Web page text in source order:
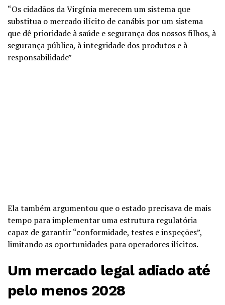
“Os cidadãos da Virgínia merecem um sistema que
substitua o mercado ilícito de canábis por um sistema
que dê prioridade à saúde e segurança dos nossos filhos, à
segurança pública, à integridade dos produtos e à
responsabilidade”
Ela também argumentou que o estado precisava de mais
tempo para implementar uma estrutura regulatória
capaz de garantir “conformidade, testes e inspeções”,
limitando as oportunidades para operadores ilícitos.
Um mercado legal adiado até
pelo menos 2028